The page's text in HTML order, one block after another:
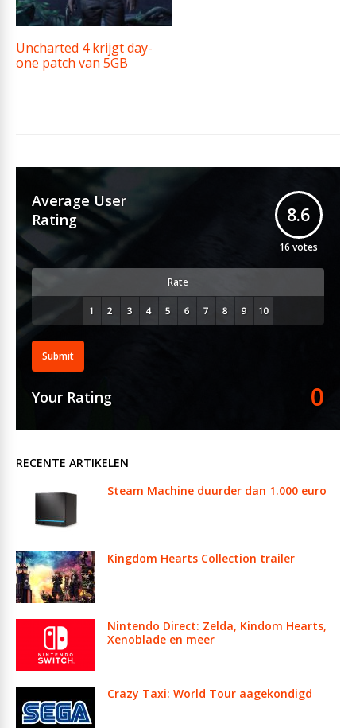
Uncharted 4 krijgt day-
one patch van 5GB
Average User
Rating
8.6
16 votes
Rate
Submit
Your Rating 0
RECENTE ARTIKELEN
Steam Machine duurder dan 1.000 euro
Kingdom Hearts Collection trailer
Nintendo Direct: Zelda, Kindom Hearts,
Xenoblade en meer
Crazy Taxi: World Tour aagekondigd